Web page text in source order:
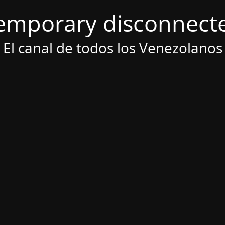
El canal de todos los Venezolanos